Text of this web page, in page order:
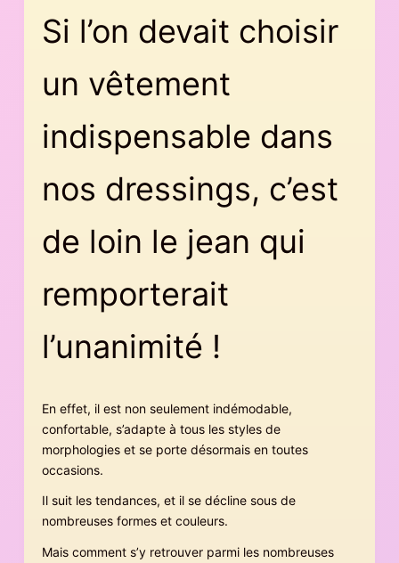
Si l’on devait choisir
un vêtement
indispensable dans
nos dressings, c’est
de loin le jean qui
remporterait
l’unanimité !
En effet, il est non seulement indémodable,
confortable, s’adapte à tous les styles de
morphologies et se porte désormais en toutes
occasions.
Il suit les tendances, et il se décline sous de
nombreuses formes et couleurs.
Mais comment s’y retrouver parmi les nombreuses